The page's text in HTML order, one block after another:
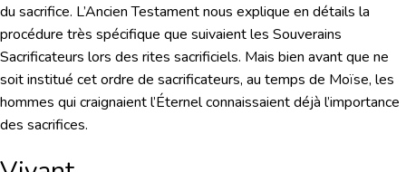
du sacrifice. L’Ancien Testament nous explique en détails la
procédure très spécifique que suivaient les Souverains
Sacrificateurs lors des rites sacrificiels. Mais bien avant que ne
soit institué cet ordre de sacrificateurs, au temps de Moïse, les
hommes qui craignaient l’Éternel connaissaient déjà l’importance
des sacrifices.